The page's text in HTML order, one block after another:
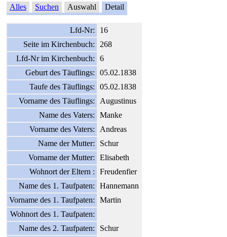
Alles Suchen Auswahl Detail
Lfd-Nr:
16
Seite im Kirchenbuch:
268
Lfd-Nr im Kirchenbuch:
6
Geburt des Täuflings:
05.02.1838
Taufe des Täuflings:
05.02.1838
Vorname des Täuflings:
Augustinus
Name des Vaters:
Manke
Vorname des Vaters:
Andreas
Name der Mutter:
Schur
Vorname der Mutter:
Elisabeth
Wohnort der Eltern :
Freudenfier
Name des 1. Taufpaten:
Hannemann
Vorname des 1. Taufpaten:
Martin
Wohnort des 1. Taufpaten:
Name des 2. Taufpaten:
Schur